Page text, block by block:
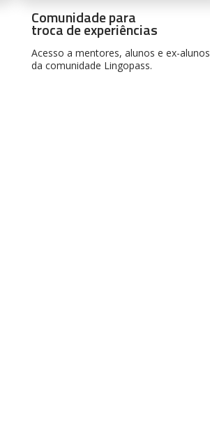
Comunidade para
troca de experiências
Acesso a mentores, alunos e ex-alunos
da comunidade Lingopass.